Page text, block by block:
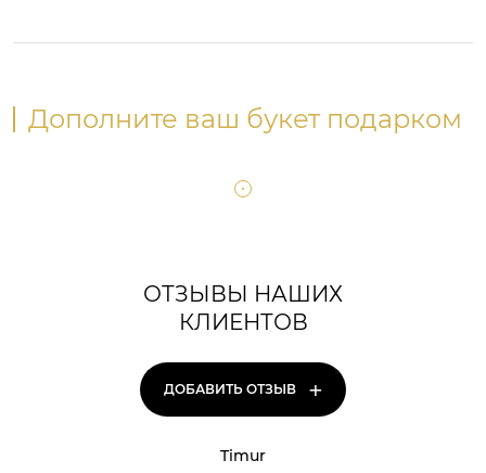
Дополните ваш букет подарком
ОТЗЫВЫ НАШИХ
КЛИЕНТОВ
ДОБАВИТЬ ОТЗЫВ +
Timur